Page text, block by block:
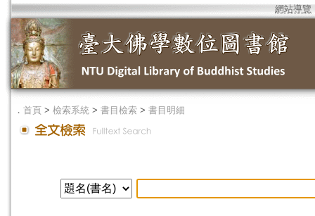
網站導覽
． 首頁 > 檢索系統 > 書目檢索 > 書目明細